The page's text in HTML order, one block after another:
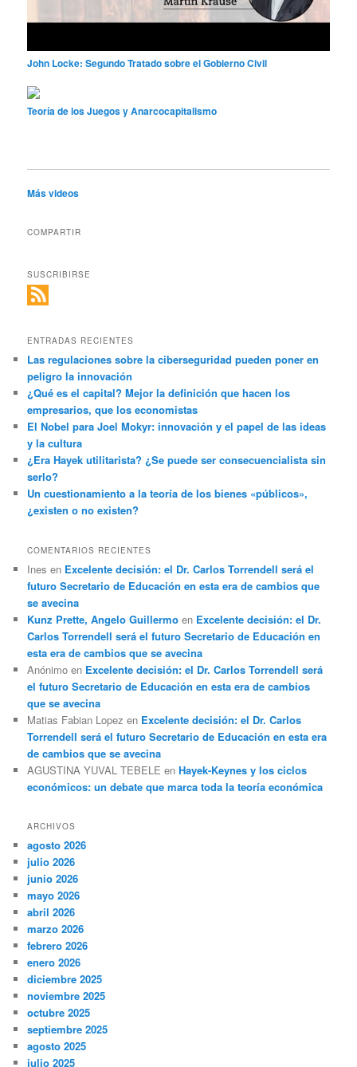
John Locke: Segundo Tratado sobre el Gobierno Civil
Teoría de los Juegos y Anarcocapitalismo
Más videos
COMPARTIR
SUSCRIBIRSE
ENTRADAS RECIENTES
Las regulaciones sobre la ciberseguridad pueden poner en
peligro la innovación
¿Qué es el capital? Mejor la definición que hacen los
empresarios, que los economistas
El Nobel para Joel Mokyr: innovación y el papel de las ideas
y la cultura
¿Era Hayek utilitarista? ¿Se puede ser consecuencialista sin
serlo?
Un cuestionamiento a la teoría de los bienes «públicos»,
¿existen o no existen?
COMENTARIOS RECIENTES
Ines en Excelente decisión: el Dr. Carlos Torrendell será el
futuro Secretario de Educación en esta era de cambios que
se avecina
Kunz Prette, Angelo Guillermo en Excelente decisión: el Dr.
Carlos Torrendell será el futuro Secretario de Educación en
esta era de cambios que se avecina
Anónimo en Excelente decisión: el Dr. Carlos Torrendell será
el futuro Secretario de Educación en esta era de cambios
que se avecina
Matias Fabian Lopez en Excelente decisión: el Dr. Carlos
Torrendell será el futuro Secretario de Educación en esta era
de cambios que se avecina
AGUSTINA YUVAL TEBELE enHayek-Keynes y los ciclos
económicos: un debate que marca toda la teoría económica
ARCHIVOS
agosto 2026
julio 2026
junio 2026
mayo 2026
abril 2026
marzo 2026
febrero 2026
enero 2026
diciembre 2025
noviembre 2025
octubre 2025
septiembre 2025
agosto 2025
julio 2025